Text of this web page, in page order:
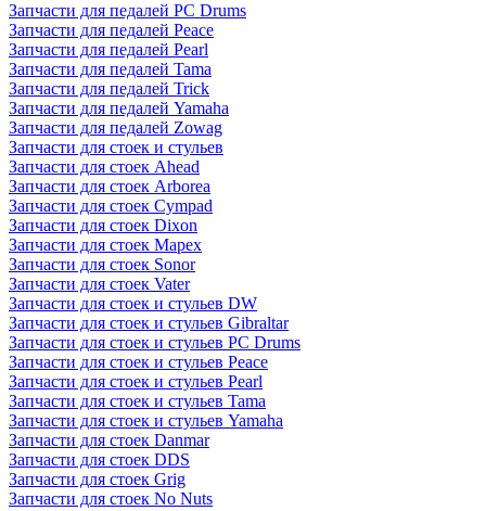
Запчасти для педалей PC Drums
Запчасти для педалей Peace
Запчасти для педалей Pearl
Запчасти для педалей Tama
Запчасти для педалей Trick
Запчасти для педалей Yamaha
Запчасти для педалей Zowag
Запчасти для стоек и стульев
Запчасти для стоек Ahead
Запчасти для стоек Arborea
Запчасти для стоек Cympad
Запчасти для стоек Dixon
Запчасти для стоек Mapex
Запчасти для стоек Sonor
Запчасти для стоек Vater
Запчасти для стоек и стульев DW
Запчасти для стоек и стульев Gibraltar
Запчасти для стоек и стульев PC Drums
Запчасти для стоек и стульев Peace
Запчасти для стоек и стульев Pearl
Запчасти для стоек и стульев Tama
Запчасти для стоек и стульев Yamaha
Запчасти для стоек Danmar
Запчасти для стоек DDS
Запчасти для стоек Grig
Запчасти для стоек No Nuts